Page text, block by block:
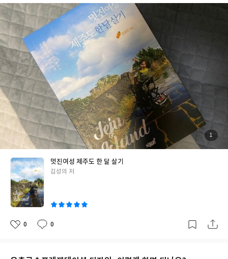
다. 물론 우리나라의 사이비 종교라는 조금 결을 달리 하는 부분이
있긴 하지만서도. 잡문이란 표준국어대사전에 따르면 크게 두 가지
의 뜻이 있다. 1) 일정한 체계나 문장 형식에 구애받지 않고 되는 대
로 쓴 글2) 예술적 가치가 없는 잡스러운 문학 이 책은 1번이면서 2
번의 의미 모두 가진 책이다. 어떤 면에서는 "예술적으로는 가치"가
없을 지도 모르지만 그 대신 시대상을 바탕으로 소설을 쓰는 작가로
써 가져야 하고 필요로 하는 수많은 것들이 응집되어 있는 책이었다.
그러나 여전히 무라카미 하루키의 독특한 문체는 어렵지 않게 독자
를 끌어 당기는 흡입력이 있다. 그나저나 이 때나 지금이나 무라카미
하루키는 참, SEX를 좋아하는 거 같단 생각을 버릴 수가 없다.
그러면서도 찜찜함을 남겨놓는 구성은 여전한데 사실 이 책은 마지
막 결말 부분 때문에 더 혹하는 기분이다. 전체적으로 이야기를 끊기
지 않게 구성하면서도 추리하는 부분에 있어 덴큐 마히토와 도쇼 아
이의 티키타카가 명확하다. 큰 분량은 주지 않는 데도 이 둘의 티키
타카가 너무 확연히 드러나서 이 둘의 관계 진전이 궁금해지는군,
싶었는데 마지막 결말에 앞선 내용이 솔직히 좀 많이 날아갔다. 이제
막 시리즈를 시작했는데 이렇게 시리즈의 결말(?)을 벌써 써둔다
고? 싶은 느낌도 든다. 특히 이 시리즈의 마지막(?)과 연결되는 시리
즈는 개인적으로 좋아하지 않는 편이기도 하고 한국에서도 시리즈
가 거의 출간되지 않았기 때문에 (도조 겐야 시리즈는 빨리 출간되
면 좋겠지만 이 시리즈는 영 취향이 아니라서 나오든 말든, 싶은....)
조금 신기했다. 일본에선 인기가 많나? 궁금해지는 느낌. 도조 겐야
가 등장한다고 해서 기대했는데 실질적으론 이름 또는 편지 정도로
했다는 의미에서 꽤나 나쁘지 않은 시작이었다고 생각한다. 미쓰다
신조가 나름 로맨스(?)도 가미를 하는 구나, 싶기도 했고. 미쓰다 신
조가 제일 잘하는 여러 요소 융합이 확연히 눈에 들어왔던 작품이다.
앞으로의 시리즈도 기대된다.
드는 요즘, 읽으면 재미날 것 같았다. 더욱이 앞에 "멋진 여성"이란
단어가 붙어 있지 않은가? 나에게 딱 어울릴(?) 만한 책이라는 생각
이 들었다. 저자 김성의 씨는 아무 연고도 없는 제주도에서 한달 살
기를 계획한다. 가족들의 허락을 받았지만 "중증 장애"를 갖고 있는
여성 혼자 제주도 한달 살기라니. 물론 책을 읽다보면 초창기에는 도
와주는 분이 계셨던 것 같기는 하지만 이런 결심 쉽지 않을 텐데, 하
는 마음이 제일 먼저 들었다. 사지 멀쩡한 몸뚱아리를 갖고도 쉽게
결정하지 못하는 데, 아무리 주변에서 밀어줬다고 하더라도 얼마나
오랜 시간의 고민을 거쳤을까. 그리고 과연 제주도에서의 생활은 편
안했을까, 여러모로 많은 생각이 들었다. 책 한 장 넘길 때마다 어떤
이야기가 담겨 있을지 궁금해졌다. <멋진 여성 제주도 한 달 살기>
는 솔직히 엄청 재미있는 여행 에세이는 아니었다. 엄청난 정보를 준
다거나 내가 생각했던 한달 살기의 느낌보다는 그냥 여행의 느낌이
강한 편이었다. 그러나 저자가 "중증 장애"를 갖고 있다는 점에서
이 책은 철저히 장애인의 시각에서 이야기한다. 그래서인지 평소에
신경도 쓰지 않았던 가게나 여행지 앞의 계단에 대해 많은 생각이 들
었다. 다행히 많은 지인들을 통해 저자는 장애인들도 쉽게 드나들 수
있는 가게와 여행지를 쏙쏙 잘 골라온 것 같아 기분이 좋았다. 제주
보는 내내 실감했다. 최근 이상한 변호사 우영우, 전장연의 지하철
첨
부
사
1
멋진여성 제주도 한 달 살기
글
김성의 저
좋
0
댓
0
작